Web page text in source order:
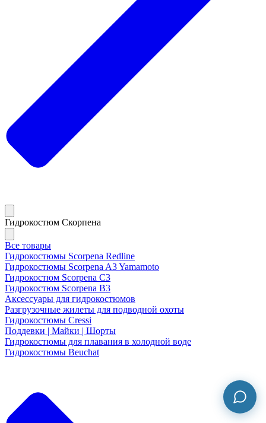
Гидрокостюм Скорпена
Все товары
Гидрокостюмы Scorpena Redline
Гидрокостюмы Scorpena A3 Yamamoto
Гидрокостюм Scorpena C3
Гидрокостюм Scorpena B3
Аксессуары для гидрокостюмов
Разгрузочные жилеты для подводной охоты
Гидрокостюмы Cressi
Поддевки | Майки | Шорты
Гидрокостюмы для плавания в холодной воде
Гидрокостюмы Beuchat